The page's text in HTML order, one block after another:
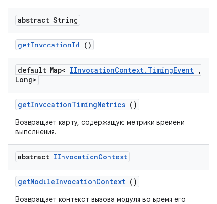
abstract String
getInvocationId ()
default Map< IInvocationContext. TimingEvent ,
Long>
getInvocationTimingMetrics ()
Возвращает карту, содержащую метрики времени
выполнения.
abstract IInvocationContext
getModuleInvocationContext ()
Возвращает контекст вызова модуля во время его